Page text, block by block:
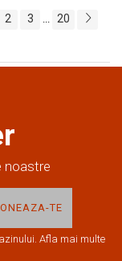
2 3 ... 20
noastre
Afla mai multe